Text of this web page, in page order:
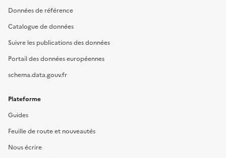
Données de référence
Catalogue de données
Suivre les publications des données
Portail des données européennes
schema.data.gouv.fr
Plateforme
Guides
Feuille de route et nouveautés
Nous écrire